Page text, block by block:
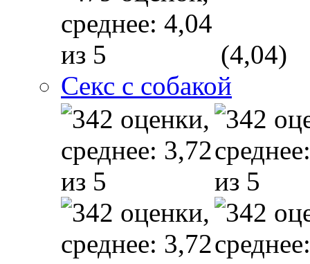
(4,04)
Секс с собакой